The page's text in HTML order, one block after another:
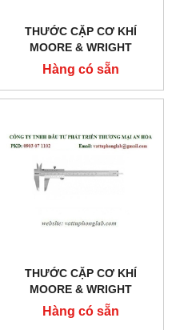
THƯỚC CẶP CƠ KHÍ
MOORE & WRIGHT
MODEL:MW150-52
Hàng có sẵn
THƯỚC CẶP CƠ KHÍ
MOORE & WRIGHT
MODEL:MW110-30
Hàng có sẵn